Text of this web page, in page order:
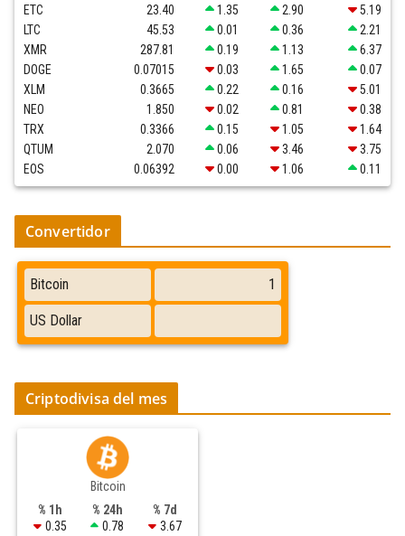
ETC
23.40 1.35 2.90
5.19
LTC
45.53 0.01 0.36
2.21
XMR
287.81 0.19 1.13
6.37
DOGE
0.07015 0.03 1.65
0.07
XLM
0.3665 0.22 0.16
5.01
NEO
1.850 0.02 0.81
0.38
TRX
0.3366 0.15 1.05
1.64
QTUM
2.070 0.06 3.46
3.75
EOS
0.06392 0.00 1.06 0.11
Convertidor
Criptodivisa del mes
Bitcoin
% 1h
0.35
% 24h
0.78
% 7d
3.67